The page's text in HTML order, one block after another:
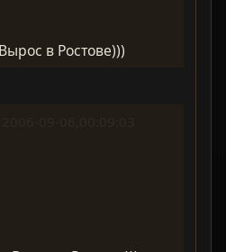
в Ростове)))